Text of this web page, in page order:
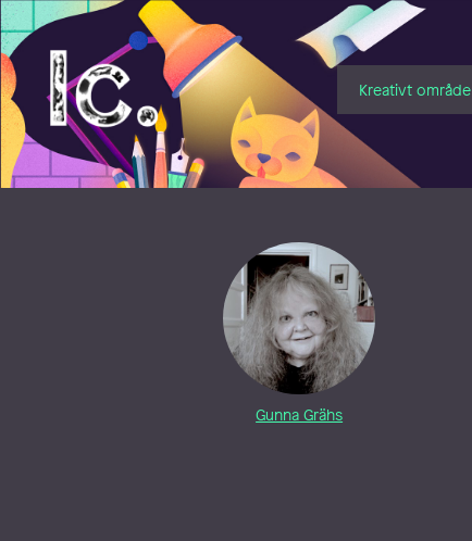
Illustratörcentrum
Kreativt område
Gunna Grähs